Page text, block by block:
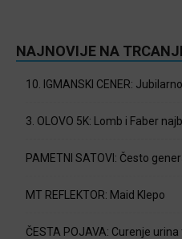
NAJNOVIJE NA
10. IGMANSKI CENER:
3. OLOVO 5K: Lomb i Faber
PAMETNI SATOVI: Često
MT REFLEKTOR: Maid Klepo
ČESTA POJAVA: Curenje